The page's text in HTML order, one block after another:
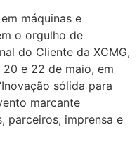
máquinas e
o orgulho de
do Cliente da XCMG,
e 22 de maio, em
sólida para
marcante
parceiros, imprensa e